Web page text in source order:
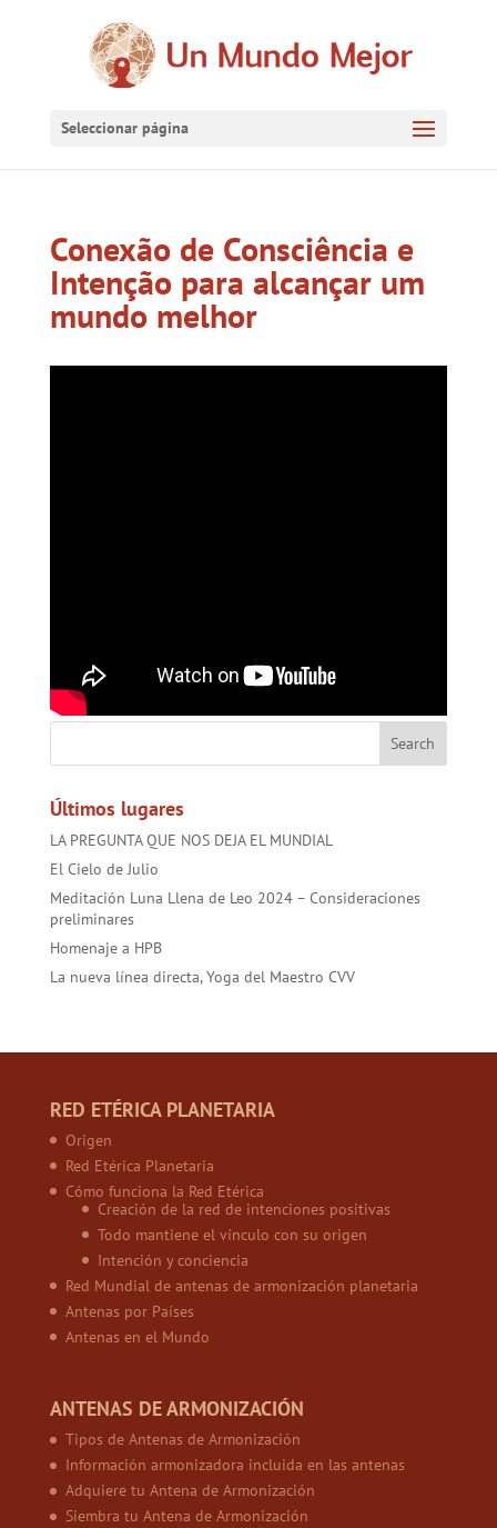
Seleccionar página
Conexão de Consciência e
Intenção para alcançar um
mundo melhor
Últimos lugares
LA PREGUNTA QUE NOS DEJA EL MUNDIAL
El Cielo de Julio
Meditación Luna Llena de Leo 2024 – Consideraciones
preliminares
Homenaje a HPB
La nueva línea directa, Yoga del Maestro CVV
RED ETÉRICA PLANETARIA
Origen
Red Etérica Planetaria
Cómo funciona la Red Etérica
Creación de la red de intenciones positivas
Todo mantiene el vínculo con su origen
Intención y conciencia
Red Mundial de antenas de armonización planetaria
Antenas por Países
Antenas en el Mundo
ANTENAS DE ARMONIZACIÓN
Tipos de Antenas de Armonización
Información armonizadora incluida en las antenas
Adquiere tu Antena de Armonización
Siembra tu Antena de Armonización